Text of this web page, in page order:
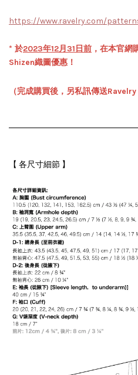
https://www.ravelry.com/
* 於2023年12月31日前 ，在本官網
Shizen織圖優惠！
（完成購買後，另私訊傳送Ravelry
【 各尺寸細節 】